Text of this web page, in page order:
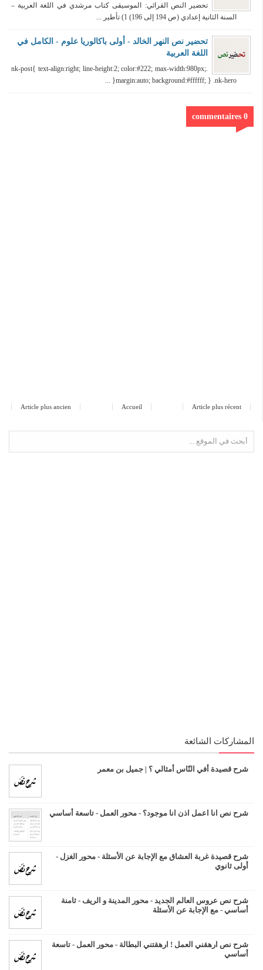
تحضير النص القرائي: الموسيقى كتاب مرشدي في اللغة العربية –
السنة الثانية إعدادي (ص 194 إلى 196) 1) تأطير ...
تحضير نص النهر الخالد - أولى باكالوريا علوم - الكامل في
اللغة العربية
.nk-post{ text-align:right; line-height:2; color:#222; max-width:980px;
margin:auto; background:#ffffff; } .nk-hero{ ...
0 commentaires
Article plus récent
Article plus ancien Accueil
المشاركات الشائعة
شرح قصيدة أفي النّاس أمثالي ؟ | جميل بن معمر
شرح نص انا اعمل اذن انا موجود؟ - محور العمل - تاسعة أساسي
شرح قصيدة غربة العشاق مع الإجابة عن الأسئلة - محور الغزل -
أولى ثانوي
شرح نص عروس العالم الجديد - محور المدينة و الريف - ثامنة
أساسي - مع الإجابة عن الأسئلة
شرح نص ارهقني العمل ! ارهقتني البطالة - محور العمل - تاسعة
أساسي